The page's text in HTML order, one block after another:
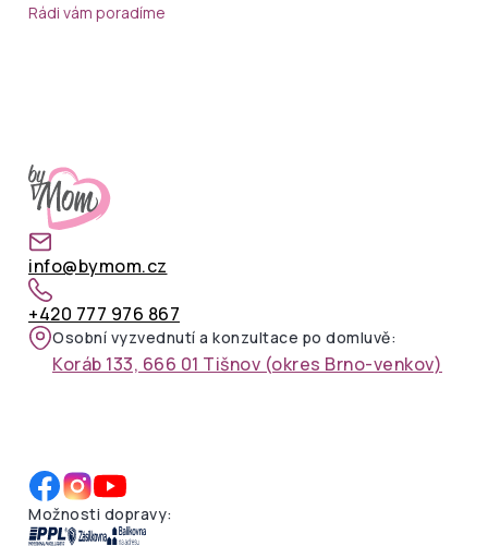
Rádi vám poradíme
info@bymom.cz
+420 777 976 867
Osobní vyzvednutí a konzultace po domluvě:
Koráb 133, 666 01 Tišnov (okres Brno-venkov)
Možnosti dopravy: